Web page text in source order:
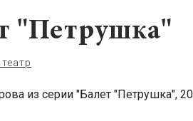
"Петрушка"
из серии "Балет "Петрушка",